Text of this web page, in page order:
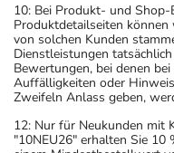
10: Bei Produkt- und
Produktdetailseiten
von solchen Kunden
Dienstleistungen
Bewertungen, bei denen
Auffälligkeiten oder
Zweifeln Anlass geben,
12: Nur für Neukunden mit
"10NEU26" erhalten Sie